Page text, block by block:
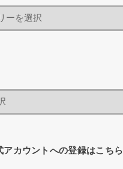
アカウントへの登録はこちら